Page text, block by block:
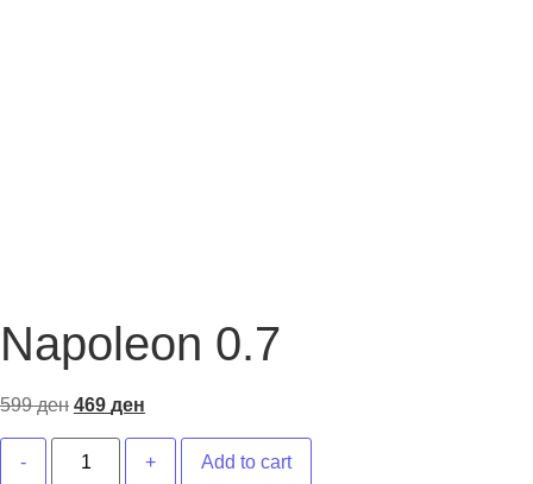
Napoleon 0.7
599ден 469 ден
Add to cart